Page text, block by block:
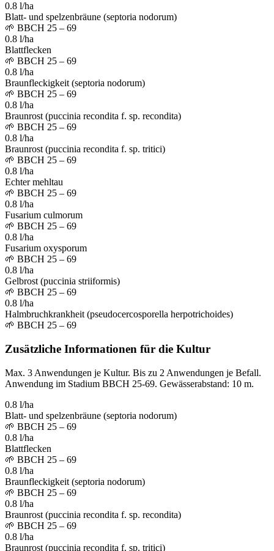
0.8 l/ha
Blatt- und spelzenbräune (septoria nodorum)
🌱 BBCH 25 – 69
0.8 l/ha
Blattflecken
🌱 BBCH 25 – 69
0.8 l/ha
Braunfleckigkeit (septoria nodorum)
🌱 BBCH 25 – 69
0.8 l/ha
Braunrost (puccinia recondita f. sp. recondita)
🌱 BBCH 25 – 69
0.8 l/ha
Braunrost (puccinia recondita f. sp. tritici)
🌱 BBCH 25 – 69
0.8 l/ha
Echter mehltau
🌱 BBCH 25 – 69
0.8 l/ha
Fusarium culmorum
🌱 BBCH 25 – 69
0.8 l/ha
Fusarium oxysporum
🌱 BBCH 25 – 69
0.8 l/ha
Gelbrost (puccinia striiformis)
🌱 BBCH 25 – 69
0.8 l/ha
Halmbruchkrankheit (pseudocercosporella herpotrichoides)
🌱 BBCH 25 – 69
Zusätzliche Informationen für die Kultur
Max. 3 Anwendungen je Kultur. Bis zu 2 Anwendungen je Befall.
Anwendung im Stadium BBCH 25-69. Gewässerabstand: 10 m.
0.8 l/ha
Blatt- und spelzenbräune (septoria nodorum)
🌱 BBCH 25 – 69
0.8 l/ha
Blattflecken
🌱 BBCH 25 – 69
0.8 l/ha
Braunfleckigkeit (septoria nodorum)
🌱 BBCH 25 – 69
0.8 l/ha
Braunrost (puccinia recondita f. sp. recondita)
🌱 BBCH 25 – 69
0.8 l/ha
Braunrost (puccinia recondita f. sp. tritici)